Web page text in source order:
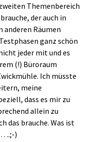
Themenbereich
der auch in
anderen Räumen
ganz schön
jeder mit und es
(!) Büroraum
Ich müsste
meine
dass es mir zu
allein zu
das brauche. Was ist
)